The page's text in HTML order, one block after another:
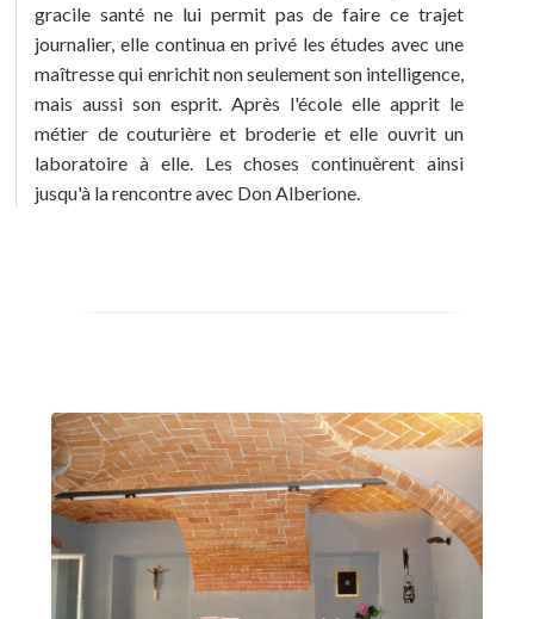
gracile santé ne lui permit pas de faire ce trajet
journalier, elle continua en privé les études avec une
maîtresse qui enrichit non seulement son intelligence,
mais aussi son esprit. Après l'école elle apprit le
métier de couturière et broderie et elle ouvrit un
laboratoire à elle. Les choses continuèrent ainsi
jusqu'à la rencontre avec Don Alberione.